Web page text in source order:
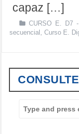
capaz […]
CURSO E. D7
secuencial , Curso E.